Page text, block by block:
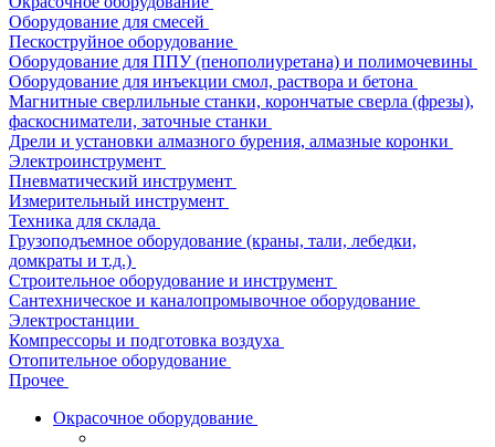
Оборудование для смесей
Пескоструйное оборудование
Оборудование для ППУ (пенополиуретана) и полимочевины
Оборудование для инъекции смол, раствора и бетона
Магнитные сверлильные станки, корончатые сверла (фрезы),
фаскосниматели, заточные станки
Дрели и установки алмазного бурения, алмазные коронки
Электроинструмент
Пневматический инструмент
Измерительный инструмент
Техника для склада
Грузоподъемное оборудование (краны, тали, лебедки,
домкраты и т.д.)
Строительное оборудование и инструмент
Сантехническое и каналопромывочное оборудование
Электростанции
Компрессоры и подготовка воздуха
Отопительное оборудование
Прочее
Окрасочное оборудование